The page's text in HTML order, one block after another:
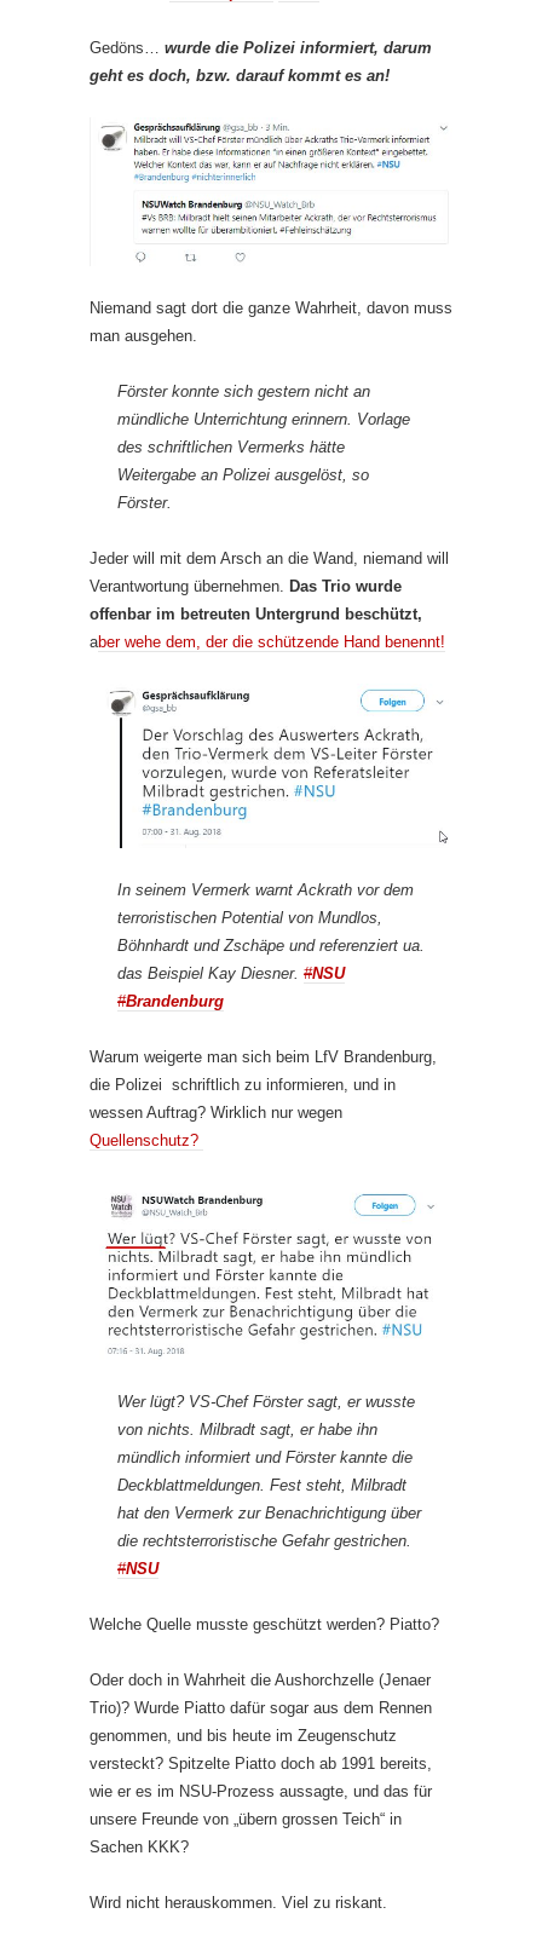
Gedöns… wurde die Polizei informiert, darum
geht es doch, bzw. darauf kommt es an!
Niemand sagt dort die ganze Wahrheit, davon muss
man ausgehen.
Förster konnte sich gestern nicht an
mündliche Unterrichtung erinnern. Vorlage
des schriftlichen Vermerks hätte
Weitergabe an Polizei ausgelöst, so
Förster.
Jeder will mit dem Arsch an die Wand, niemand will
Verantwortung übernehmen. Das Trio wurde
offenbar im betreuten Untergrund beschützt,
aber wehe dem, der die schützende Hand benennt!
In seinem Vermerk warnt Ackrath vor dem
terroristischen Potential von Mundlos,
Böhnhardt und Zschäpe und referenziert ua.
das Beispiel Kay Diesner. #NSU
#Brandenburg
Warum weigerte man sich beim LfV Brandenburg,
die Polizei schriftlich zu informieren, und in
wessen Auftrag? Wirklich nur wegen
Quellenschutz?
Wer lügt? VS-Chef Förster sagt, er wusste
von nichts. Milbradt sagt, er habe ihn
mündlich informiert und Förster kannte die
Deckblattmeldungen. Fest steht, Milbradt
hat den Vermerk zur Benachrichtigung über
die rechtsterroristische Gefahr gestrichen.
#NSU
Welche Quelle musste geschützt werden? Piatto?
Oder doch in Wahrheit die Aushorchzelle (Jenaer
Trio)? Wurde Piatto dafür sogar aus dem Rennen
genommen, und bis heute im Zeugenschutz
versteckt? Spitzelte Piatto doch ab 1991 bereits,
wie er es im NSU-Prozess aussagte, und das für
unsere Freunde von „übern grossen Teich“ in
Sachen KKK?
Wird nicht herauskommen. Viel zu riskant.